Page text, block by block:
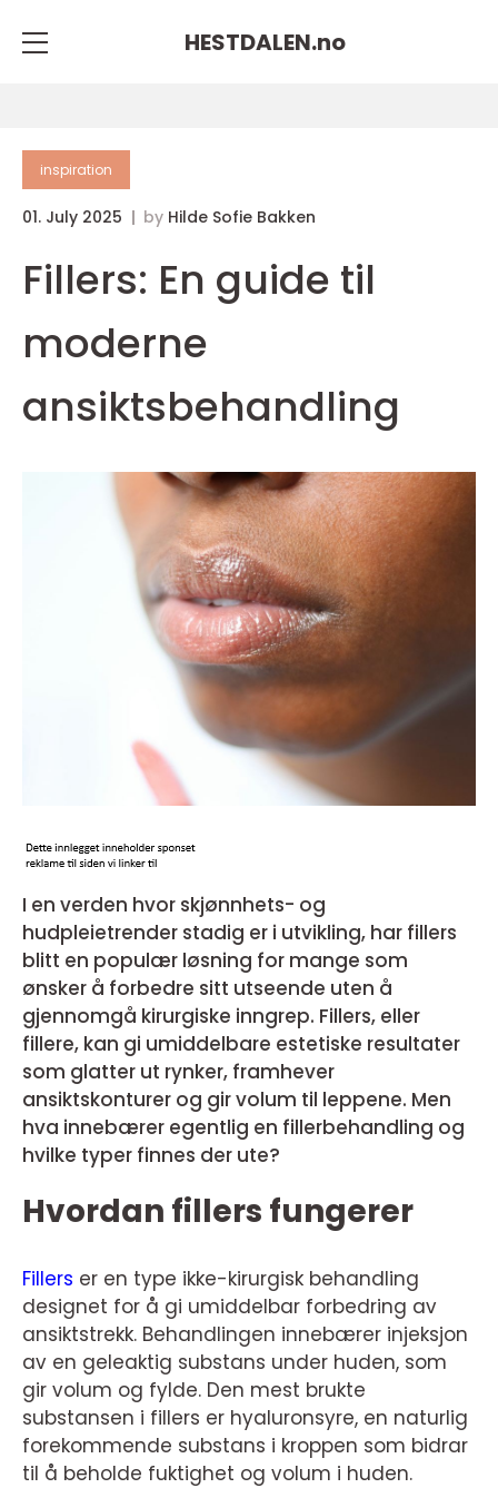
HESTDALEN.no
inspiration
01. July 2025 by Hilde Sofie Bakken
Fillers: En guide til
moderne
ansiktsbehandling
I en verden hvor skjønnhets- og
hudpleietrender stadig er i utvikling, har fillers
blitt en populær løsning for mange som
ønsker å forbedre sitt utseende uten å
gjennomgå kirurgiske inngrep. Fillers, eller
fillere, kan gi umiddelbare estetiske resultater
som glatter ut rynker, framhever
ansiktskonturer og gir volum til leppene. Men
hva innebærer egentlig en fillerbehandling og
hvilke typer finnes der ute?
Hvordan fillers fungerer
Fillers er en type ikke-kirurgisk behandling
designet for å gi umiddelbar forbedring av
ansiktstrekk. Behandlingen innebærer injeksjon
av en geleaktig substans under huden, som
gir volum og fylde. Den mest brukte
substansen i fillers er hyaluronsyre, en naturlig
forekommende substans i kroppen som bidrar
til å beholde fuktighet og volum i huden.